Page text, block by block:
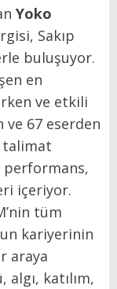
Yoko
Sakıp
buluşuyor.
en
ve etkili
ve 67 eserden
talimat
performans,
içeriyor.
tüm
kariyerinin
araya
katılım,